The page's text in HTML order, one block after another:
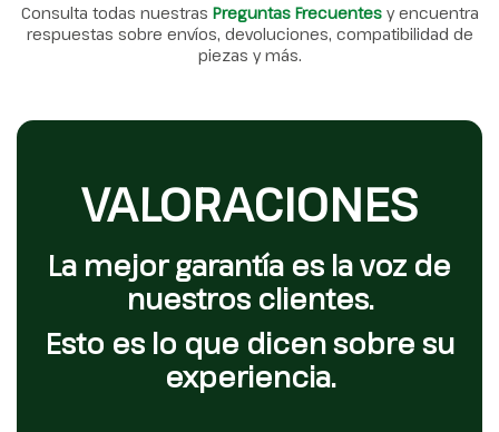
Consulta todas nuestras Preguntas Frecuentes y encuentra
respuestas sobre envíos, devoluciones, compatibilidad de
piezas y más.
VALORACIONES
La mejor garantía es la voz de
nuestros clientes.
Esto es lo que dicen sobre su
experiencia.